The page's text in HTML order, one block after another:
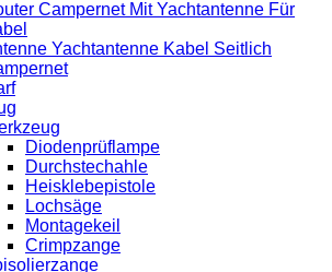
Campernet Mit Yachtantenne Für
Yachtantenne Kabel Seitlich
Diodenprüflampe
Durchstechahle
Heisklebepistole
Lochsäge
Montagekeil
Crimpzange